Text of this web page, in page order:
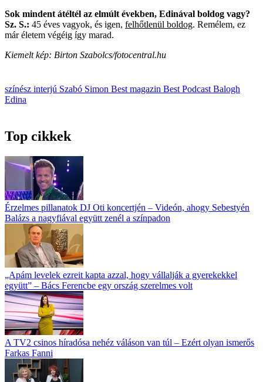
Sok mindent átéltél az elmúlt években, Edinával boldog vagy?
Sz. S.: 45 éves vagyok, és igen, felhőtlenül boldog. Remélem, ez
már életem végéig így marad.
Kiemelt kép: Birton Szabolcs/fotocentral.hu
színész interjú Szabó Simon Best magazin Best Podcast Balogh
Edina
Top cikkek
Érzelmes pillanatok DJ Oti koncertjén – Videón, ahogy Sebestyén
Balázs a nagyfiával együtt zenél a színpadon
„Apám levelek ezreit kapta azzal, hogy vállalják a gyerekekkel
együtt” – Bács Ferencbe egy ország szerelmes volt
A TV2 csinos híradósa nehéz váláson van túl – Ezért olyan ismerős
Farkas Fanni